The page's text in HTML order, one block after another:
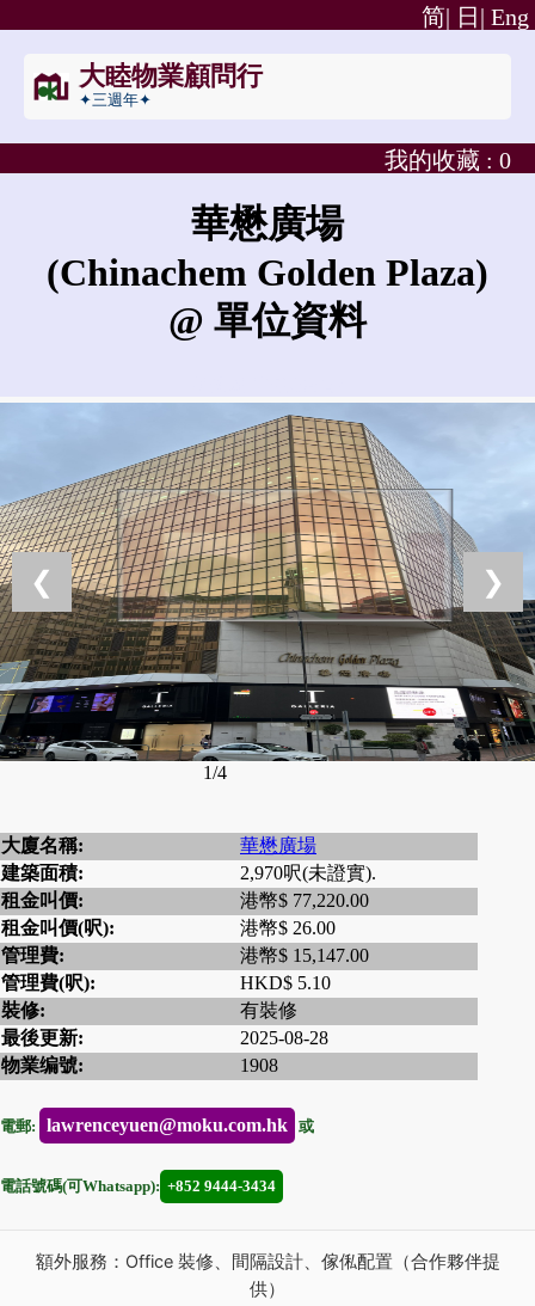
Eng
日|
简|
大睦物業顧問行
✦三週年✦
我的收藏 : 0
華懋廣場
(Chinachem Golden Plaza)
@ 單位資料
❮ ❯
1/4
大廈名稱:
華懋廣場
建築面積:
2,970呎(未證實).
租金叫價:
港幣$ 77,220.00
租金叫價(呎):
港幣$ 26.00
管理費:
港幣$ 15,147.00
管理費(呎):
HKD$ 5.10
裝修:
有裝修
最後更新:
2025-08-28
物業编號:
1908
電郵: lawrenceyuen@moku.com.hk 或
電話號碼(可Whatsapp): +852 9444-3434
額外服務：Office 裝修、間隔設計、傢俬配置（合作夥伴提
供）